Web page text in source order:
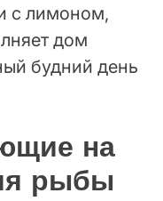
с лимоном,
дом
будний день
на
рыбы